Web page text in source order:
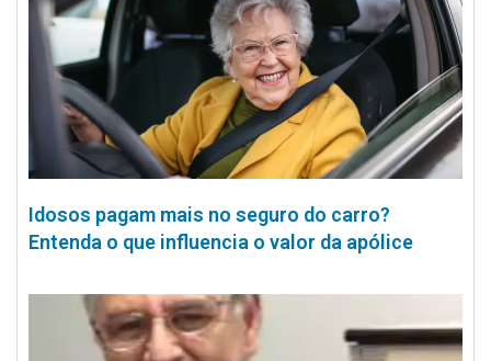
Idosos pagam mais no seguro do carro?
Entenda o que influencia o valor da apólice